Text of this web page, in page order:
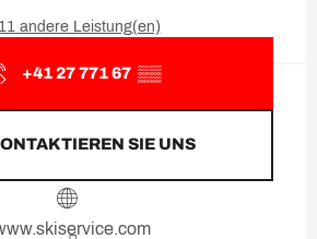
andere Leistung(en)
+41 27 771 67 ▒▒
SIE UNS